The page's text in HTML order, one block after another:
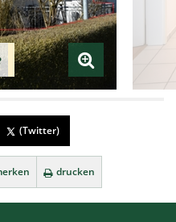
(Twitter)
drucken